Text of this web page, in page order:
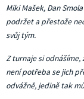
Miki Mašek, Dan
podržet a přestože
svůj tým.
Z turnaje si odnášíme,
není potřeba se jich
odvážně, jedině tak